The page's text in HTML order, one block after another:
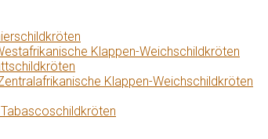
Klappen-Weichschildkröten
Klappen-Weichschildkröten